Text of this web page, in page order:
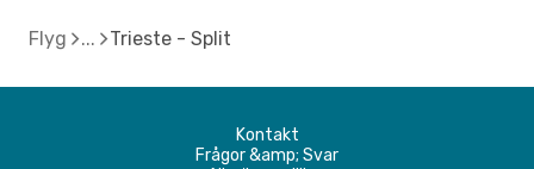
Flyg Trieste - Split
Kontakt
Frågor &amp; Svar